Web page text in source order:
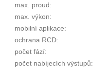
max. proud:
max. výkon:
mobilní aplikace:
ochrana RCD:
počet fází:
počet nabíjecích výstupů: